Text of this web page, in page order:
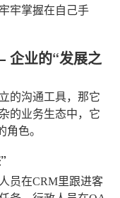
牢掌握在自己手
业的“发展之
的沟通工具，那它
的业务生态中，它
角色。
员在CRM里跟进客